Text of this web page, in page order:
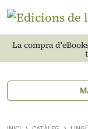
La compra